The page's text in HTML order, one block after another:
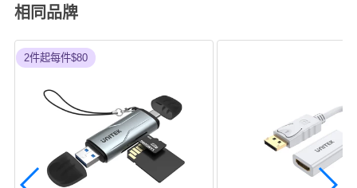
相同品牌
2件起每件$80